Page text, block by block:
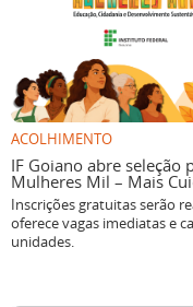
ACOLHIMENTO
IF Goiano abre
Mulheres Mil – Mais
Inscrições gratuitas serão
oferece vagas imediatas e
unidades.